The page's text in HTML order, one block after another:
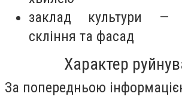
заклад культури —
скління та фасад
Характер
За попередньою